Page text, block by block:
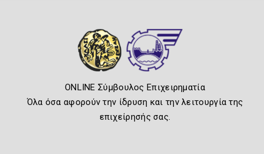
ONLINE Σύμβουλος Επιχειρηματία
Όλα όσα αφορούν την ίδρυση και την λειτουργία της
επιχείρησής σας.